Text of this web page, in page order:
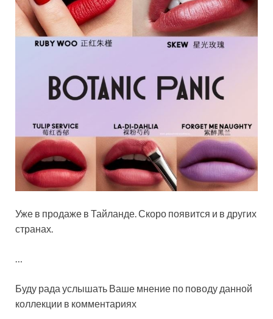
Уже в продаже в Тайланде. Скоро появится и в других
странах.
…
Буду рада услышать Ваше мнение по поводу данной
коллекции в комментариях